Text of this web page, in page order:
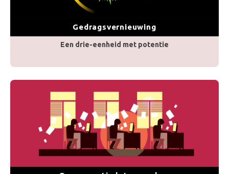
Gedragsvernieuwing
Een drie-eenheid met potentie